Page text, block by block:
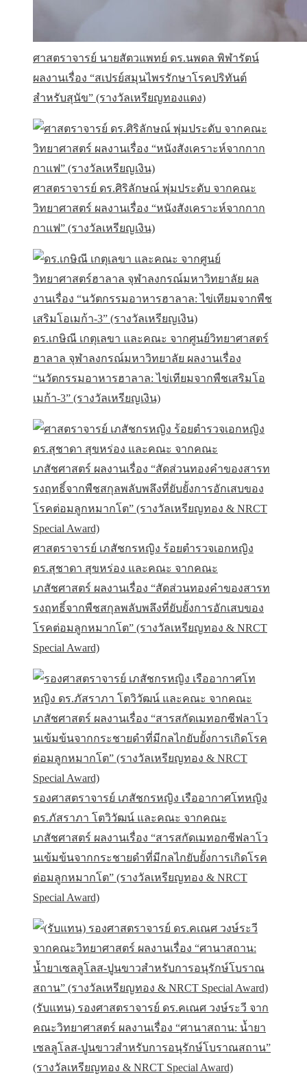
ศาสตราจารย์ นายสัตวแพทย์ ดร.นพดล พิฬารัตน์
ผลงานเรื่อง “สเปรย์สมุนไพรรักษาโรคปริทันต์
สำหรับสุนัข” (รางวัลเหรียญทองแดง)
ศาสตราจารย์ ดร.ศิริลักษณ์ พุ่มประดับ จากคณะ
วิทยาศาสตร์ ผลงานเรื่อง “หนังสังเคราะห์จากกาก
กาแฟ” (รางวัลเหรียญเงิน)
ดร.เกษิณี เกตุเลขา และคณะ จากศูนย์วิทยาศาสตร์
ฮาลาล จุฬาลงกรณ์มหาวิทยาลัย ผลงานเรื่อง
“นวัตกรรมอาหารฮาลาล: ไข่เทียมจากพืชเสริมโอ
เมก้า-3” (รางวัลเหรียญเงิน)
ศาสตราจารย์ เภสัชกรหญิง ร้อยตำรวจเอกหญิง
ดร.สุชาดา สุขหร่อง และคณะ จากคณะ
เภสัชศาสตร์ ผลงานเรื่อง “สัดส่วนทองคำของสารท
รงฤทธิ์จากพืชสกุลพลับพลึงที่ยับยั้งการอักเสบของ
โรคต่อมลูกหมากโต” (รางวัลเหรียญทอง & NRCT
Special Award)
รองศาสตราจารย์ เภสัชกรหญิง เรืออากาศโทหญิง
ดร.ภัสราภา โตวิวัฒน์ และคณะ จากคณะ
เภสัชศาสตร์ ผลงานเรื่อง “สารสกัดเมทอกซีฟลาโว
นเข้มข้นจากกระชายดำที่มีกลไกยับยั้งการเกิดโรค
ต่อมลูกหมากโต” (รางวัลเหรียญทอง & NRCT
Special Award)
(รับแทน) รองศาสตราจารย์ ดร.คเณศ วงษ์ระวี จาก
คณะวิทยาศาสตร์ ผลงานเรื่อง “ศานาสถาน: น้ำยา
เซลลูโลส-ปูนขาวสำหรับการอนุรักษ์โบราณสถาน”
(รางวัลเหรียญทอง & NRCT Special Award)